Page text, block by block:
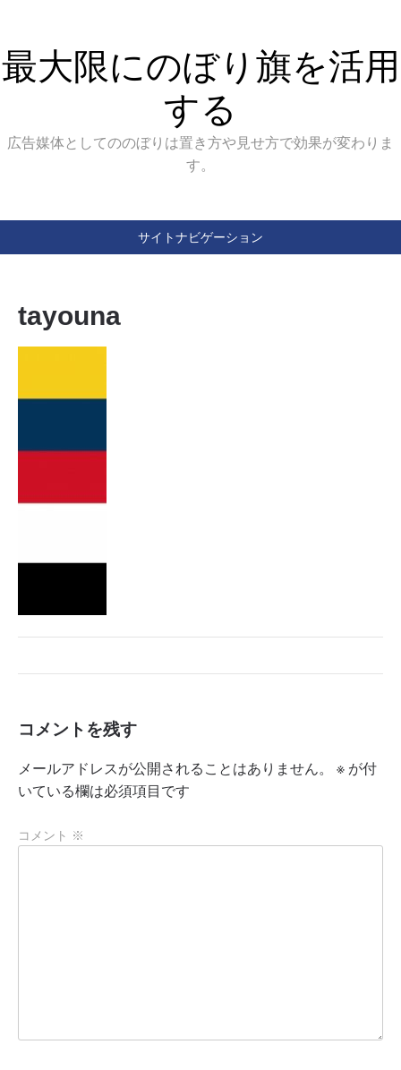
最大限にのぼり旗を活用
する
広告媒体としてののぼりは置き方や見せ方で効果が変わりま
す。
サイトナビゲーション
tayouna
コメントを残す
メールアドレスが公開されることはありません。 ※ が付
いている欄は必須項目です
コメント ※